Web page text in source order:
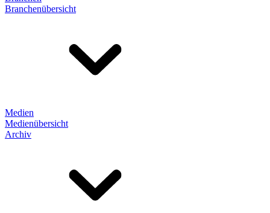
Branchenübersicht
Medien
Medienübersicht
Archiv